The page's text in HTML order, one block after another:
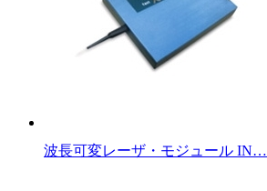
波長可変レーザ・モジュール IN…